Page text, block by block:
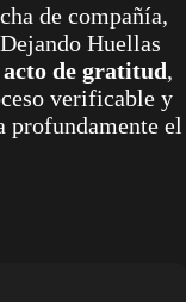
de compañía,
Huellas
acto de gratitud,
verificable y
profundamente el